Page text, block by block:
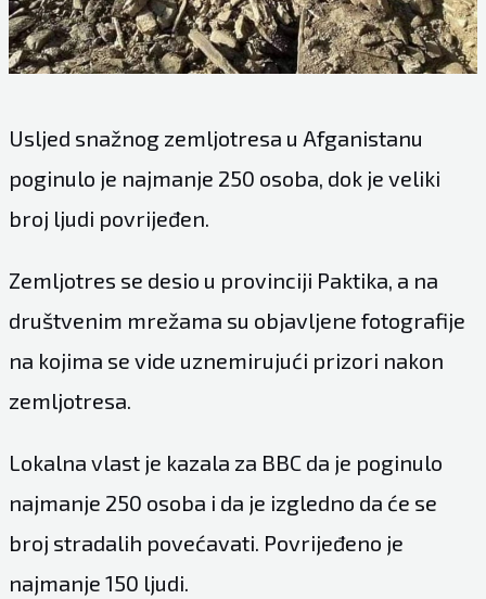
Usljed snažnog zemljotresa u Afganistanu
poginulo je najmanje 250 osoba, dok je veliki
broj ljudi povrijeđen.
Zemljotres se desio u provinciji Paktika, a na
društvenim mrežama su objavljene fotografije
na kojima se vide uznemirujući prizori nakon
zemljotresa.
Lokalna vlast je kazala za BBC da je poginulo
najmanje 250 osoba i da je izgledno da će se
broj stradalih povećavati. Povrijeđeno je
najmanje 150 ljudi.